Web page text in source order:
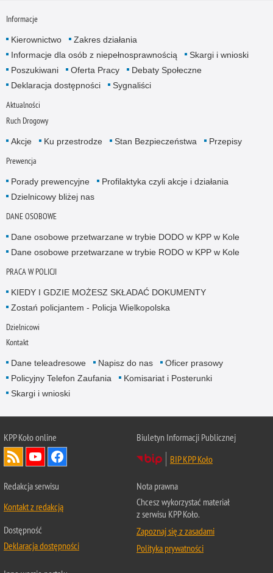
Informacje
Kierownictwo
Zakres działania
Informacje dla osób z niepełnosprawnością
Skargi i wnioski
Poszukiwani
Oferta Pracy
Debaty Społeczne
Deklaracja dostępności
Sygnaliści
Aktualności
Ruch Drogowy
Akcje Ku przestrodze Stan Bezpieczeństwa Przepisy
Prewencja
Porady prewencyjne
Profilaktyka czyli akcje i działania
Dzielnicowy bliżej nas
DANE OSOBOWE
Dane osobowe przetwarzane w trybie DODO w KPP w Kole
Dane osobowe przetwarzane w trybie RODO w KPP w Kole
PRACA W POLICJI
KIEDY I GDZIE MOŻESZ SKŁADAĆ DOKUMENTY
Zostań policjantem - Policja Wielkopolska
Dzielnicowi
Kontakt
Dane teleadresowe Napisz do nas
Oficer prasowy
Policyjny Telefon Zaufania
Komisariat i Posterunki
Skargi i wnioski
KPP Koło online
Biuletyn Informacji Publicznej
BIP KPP Koło
Redakcja serwisu
Kontakt z redakcją
Dostępność
Deklaracja dostępności
Nota prawna
Chcesz wykorzystać materiał
z serwisu KPP Koło.
Zapoznaj się z zasadami
Polityka prywatności